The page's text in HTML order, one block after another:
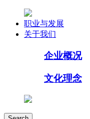
职业与发展
关于我们
企业概况
文化理念